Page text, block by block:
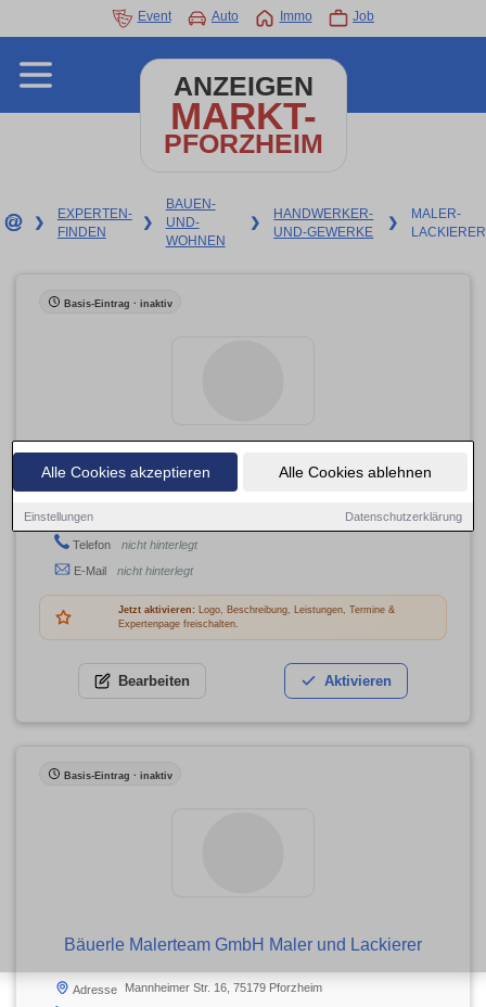
Alle Cookies akzeptieren Alle Cookies ablehnen
Einstellungen Datenschutzerklärung
Event Auto Immo Job
ANZEIGEN
MARKT-
PFORZHEIM
❯
EXPERTEN-
FINDEN
❯
BAUEN-
UND-
WOHNEN
❯
HANDWERKER-
UND-GEWERKE
❯
MALER-
LACKIERER
Basis-Eintrag · inaktiv
Nowak Wilhelm Maler- und Lackierermeister
Adresse
Telefon
nicht hinterlegt
E-Mail
nicht hinterlegt
Jetzt aktivieren: Logo, Beschreibung, Leistungen, Termine &
Expertenpage freischalten.
Bearbeiten Aktivieren
Basis-Eintrag · inaktiv
Bäuerle Malerteam GmbH Maler und Lackierer
Adresse Mannheimer Str. 16, 75179 Pforzheim